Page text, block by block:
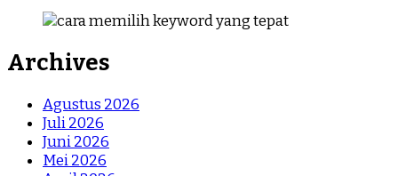
Archives
Agustus 2026
Juli 2026
Juni 2026
Mei 2026